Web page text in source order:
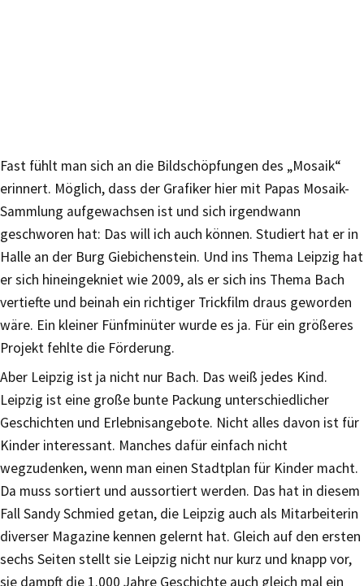
Fast fühlt man sich an die Bildschöpfungen des „Mosaik“
erinnert. Möglich, dass der Grafiker hier mit Papas Mosaik-
Sammlung aufgewachsen ist und sich irgendwann
geschworen hat: Das will ich auch können. Studiert hat er in
Halle an der Burg Giebichenstein. Und ins Thema Leipzig hat
er sich hineingekniet wie 2009, als er sich ins Thema Bach
vertiefte und beinah ein richtiger Trickfilm draus geworden
wäre. Ein kleiner Fünfminüter wurde es ja. Für ein größeres
Projekt fehlte die Förderung.
Aber Leipzig ist ja nicht nur Bach. Das weiß jedes Kind.
Leipzig ist eine große bunte Packung unterschiedlicher
Geschichten und Erlebnisangebote. Nicht alles davon ist für
Kinder interessant. Manches dafür einfach nicht
wegzudenken, wenn man einen Stadtplan für Kinder macht.
Da muss sortiert und aussortiert werden. Das hat in diesem
Fall Sandy Schmied getan, die Leipzig auch als Mitarbeiterin
diverser Magazine kennen gelernt hat. Gleich auf den ersten
sechs Seiten stellt sie Leipzig nicht nur kurz und knapp vor,
sie dampft die 1.000 Jahre Geschichte auch gleich mal ein